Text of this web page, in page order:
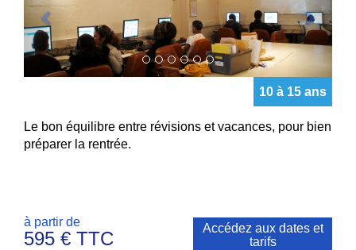
10 à 15 ans
Le bon équilibre entre révisions et vacances, pour bien
préparer la rentrée.
à partir de
595 € TTC
Accédez aux dates et
tarifs